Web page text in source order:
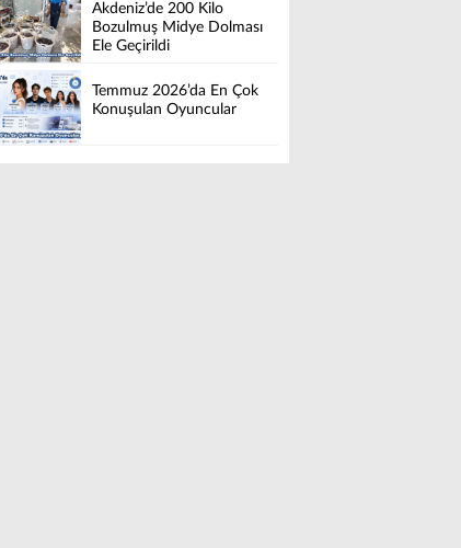
Akdeniz’de 200 Kilo
Bozulmuş Midye Dolması
Ele Geçirildi
Temmuz 2026’da En Çok
Konuşulan Oyuncular